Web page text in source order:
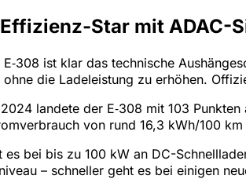
Star mit ADAC-
ist klar das technische
die Ladeleistung zu erhöhen.
landete der E‑308 mit 103
von rund 16,3 kWh/100
es bei bis zu 100 kW an DC-
– schneller geht es bei einigen